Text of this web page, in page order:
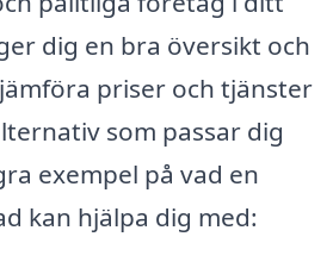
dig en bra översikt och
priser och tjänster
som passar dig
exempel på vad en
kan hjälpa dig med: